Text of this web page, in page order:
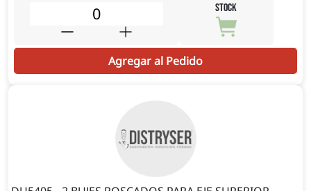
STOCK
Agregar al Pedido